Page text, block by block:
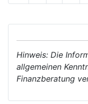
Hinweis: Die
allgemeinen
Finanzberatung